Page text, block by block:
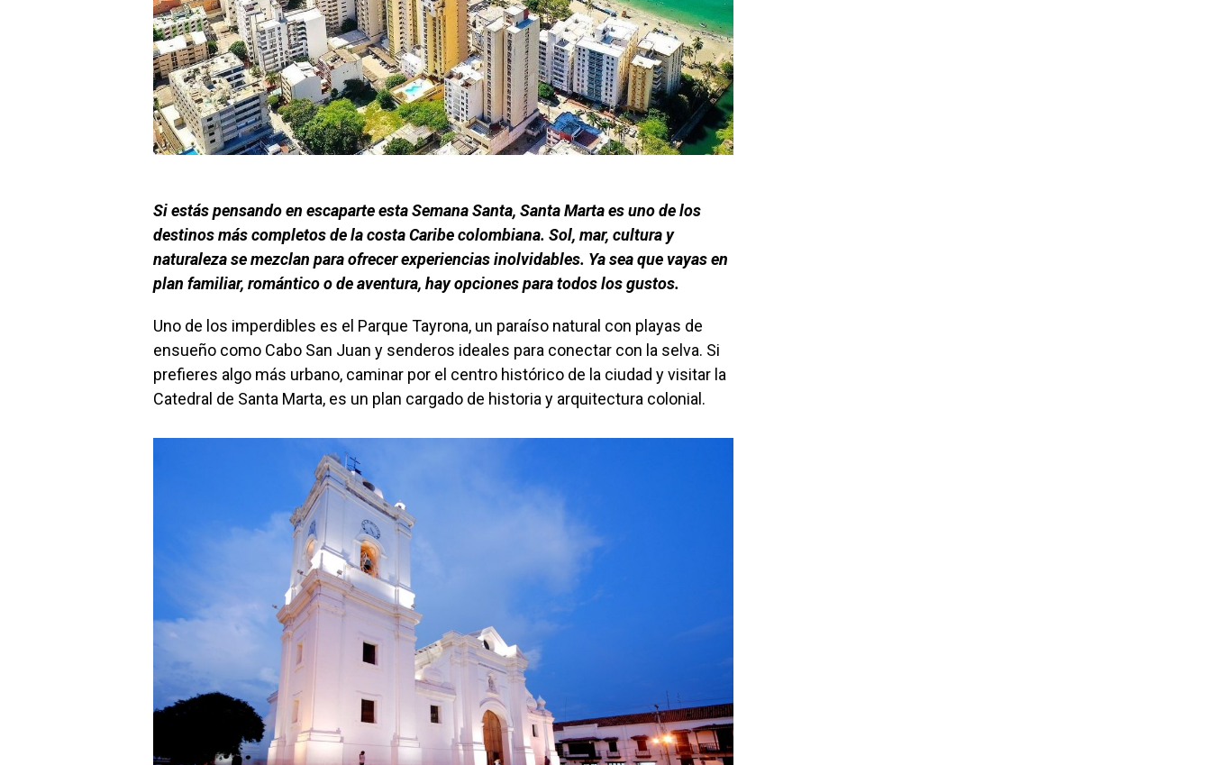
Si estás pensando en escaparte esta Semana Santa, Santa Marta es uno de los
destinos más completos de la costa Caribe colombiana. Sol, mar, cultura y
naturaleza se mezclan para ofrecer experiencias inolvidables. Ya sea que vayas en
plan familiar, romántico o de aventura, hay opciones para todos los gustos.
Uno de los imperdibles es el Parque Tayrona, un paraíso natural con playas de
ensueño como Cabo San Juan y senderos ideales para conectar con la selva. Si
prefieres algo más urbano, caminar por el centro histórico de la ciudad y visitar la
Catedral de Santa Marta, es un plan cargado de historia y arquitectura colonial.